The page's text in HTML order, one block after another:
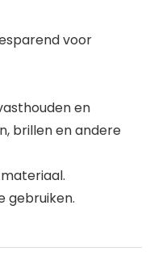
voor
en
brillen en andere
gebruiken.